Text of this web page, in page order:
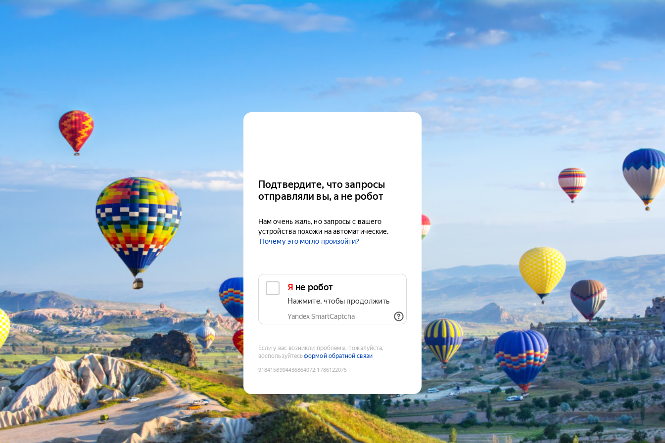
Подтвердите, что запросы
отправляли вы, а не робот
Нам очень жаль, но запросы с вашего
устройства похожи на автоматические.
Почему это могло произойти?
Я не робот
Нажмите, чтобы продолжить
Yandex SmartCaptcha
Если у вас возникли проблемы, пожалуйста,
воспользуйтесьформой обратной связи
9184158994436864072:1786122075